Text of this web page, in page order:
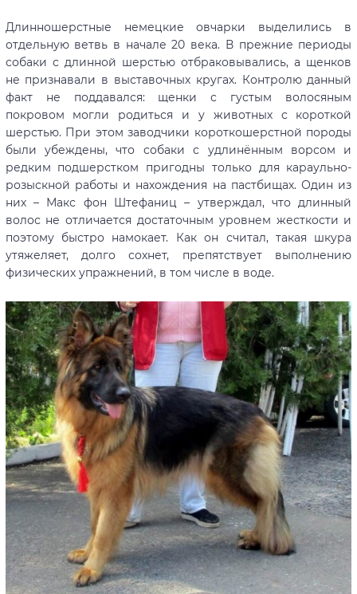
Длинношерстные немецкие овчарки выделились в
отдельную ветвь в начале 20 века. В прежние периоды
собаки с длинной шерстью отбраковывались, а щенков
не признавали в выставочных кругах. Контролю данный
факт не поддавался: щенки с густым волосяным
покровом могли родиться и у животных с короткой
шерстью. При этом заводчики короткошерстной породы
были убеждены, что собаки с удлинённым ворсом и
редким подшерстком пригодны только для караульно-
розыскной работы и нахождения на пастбищах. Один из
них – Макс фон Штефаниц – утверждал, что длинный
волос не отличается достаточным уровнем жесткости и
поэтому быстро намокает. Как он считал, такая шкура
утяжеляет, долго сохнет, препятствует выполнению
физических упражнений, в том числе в воде.